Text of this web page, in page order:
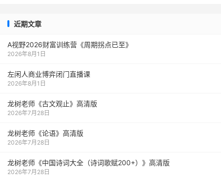
近期文章
A视野2026财富训练营《周期拐点已至》
2026年8月1日
左闲人商业博弈闭门直播课
2026年8月1日
龙树老师《古文观止》高清版
2026年7月28日
龙树老师《论语》高清版
2026年7月28日
龙树老师《中国诗词大全（诗词歌赋200+）》高清版
2026年7月28日